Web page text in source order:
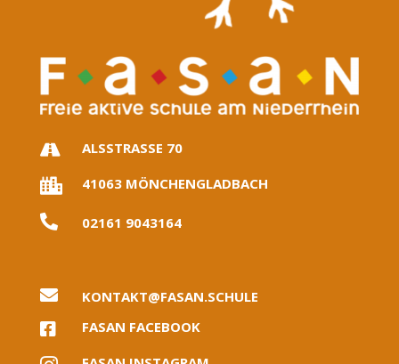
 ALSSTRASSE 70
 41063 MÖNCHENGLADBACH
 02161 9043164
 KONTAKT@FASAN.SCHULE
 FASAN FACEBOOK